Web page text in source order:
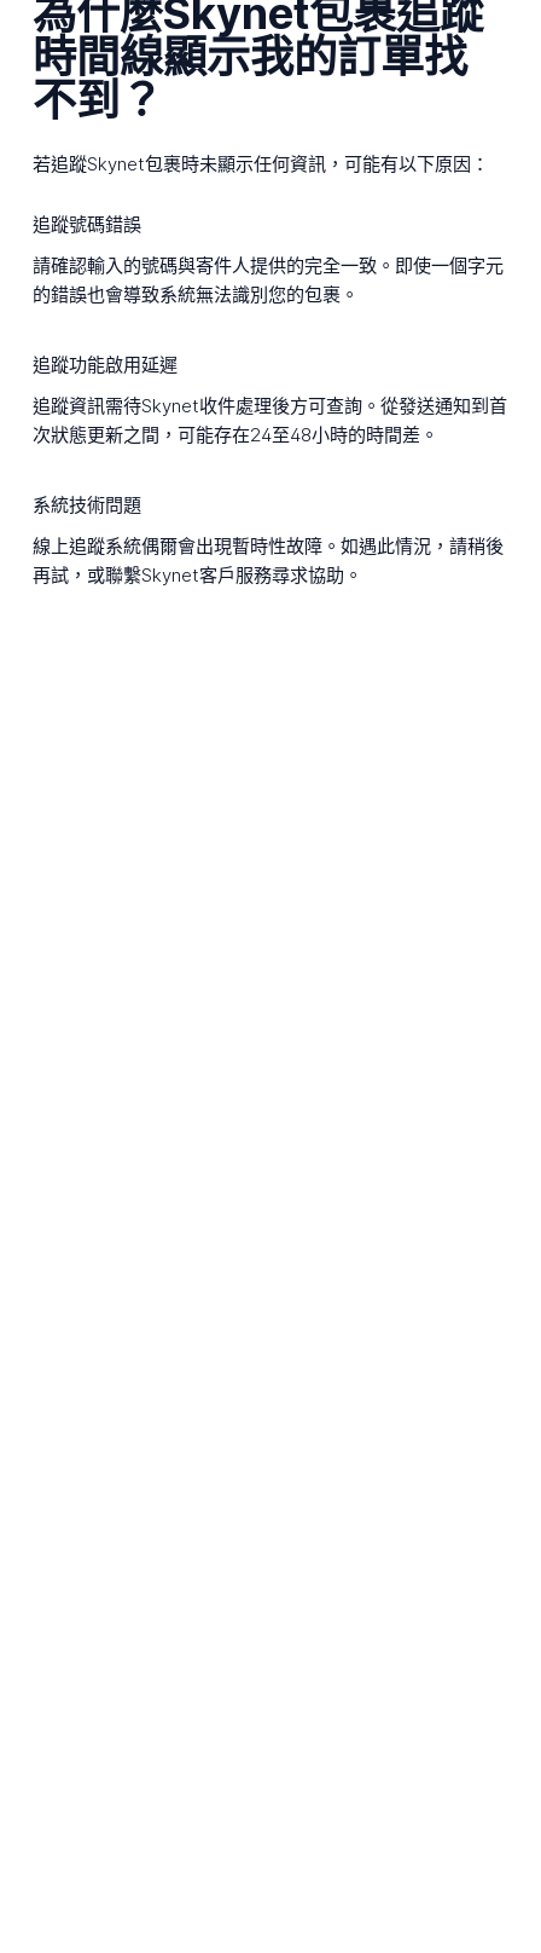
為什麼Skynet包裹追蹤
時間線顯示我的訂單找
不到？
若追蹤Skynet包裹時未顯示任何資訊，可能有以下原因：
追蹤號碼錯誤
請確認輸入的號碼與寄件人提供的完全一致。即使一個字元
的錯誤也會導致系統無法識別您的包裹。
追蹤功能啟用延遲
追蹤資訊需待Skynet收件處理後方可查詢。從發送通知到首
次狀態更新之間，可能存在24至48小時的時間差。
系統技術問題
線上追蹤系統偶爾會出現暫時性故障。如遇此情況，請稍後
再試，或聯繫Skynet客戶服務尋求協助。